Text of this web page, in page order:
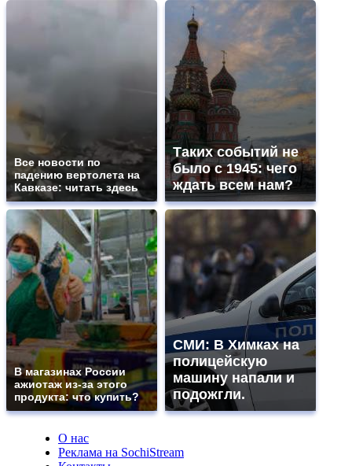
Все новости по
падению вертолета на
Кавказе: читать здесь
Таких событий не
было с 1945: чего
ждать всем нам?
В магазинах России
ажиотаж из-за этого
продукта: что купить?
СМИ: В Химках на
полицейскую
машину напали и
подожгли.
О нас
Реклама на SochiStream